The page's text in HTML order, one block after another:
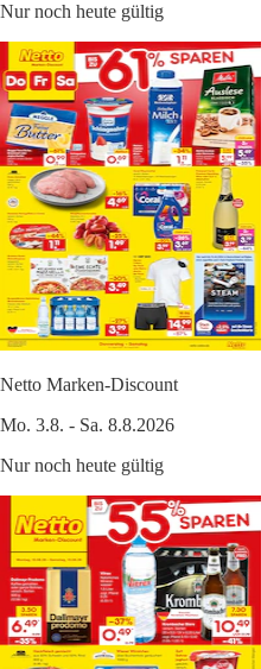
Nur noch heute gültig
Netto Marken-Discount
Mo. 3.8. - Sa. 8.8.2026
Nur noch heute gültig